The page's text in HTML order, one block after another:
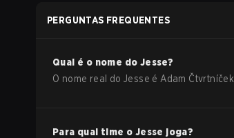
PERGUNTAS FREQUENTES
Qual é o nome do Jesse?
O nome real doJesse é Adam Čtvrtníček
Para qual time o Jesse joga?